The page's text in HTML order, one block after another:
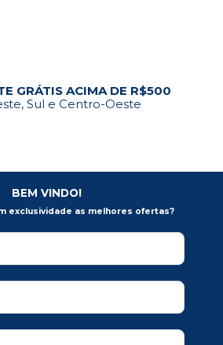
GRÁTIS ACIMA DE R$500
Sul e Centro-Oeste
BEM VINDO!
exclusividade as melhores ofertas?